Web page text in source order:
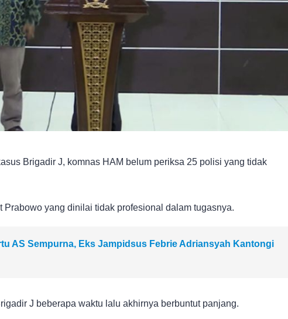
Brigadir J, komnas HAM belum periksa 25 polisi yang tidak
Prabowo yang dinilai tidak profesional dalam tugasnya.
AS Sempurna, Eks Jampidsus Febrie Adriansyah Kantongi
J beberapa waktu lalu akhirnya berbuntut panjang.